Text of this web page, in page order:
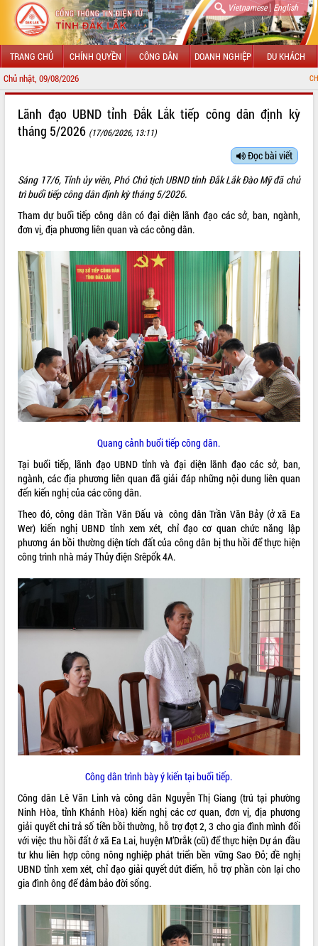
Vietnamese| English
TRANG CHỦ CHÍNH QUYỀN CÔNG DÂN DOANH NGHIỆP DU KHÁCH
Chủ nhật, 09/08/2026 CHÀO MỪNG
LÃNH ĐẠO UBND TỈNH
SỞ, BAN, NGÀNH
UBND CÁC XÃ, PHƯỜNG
THÔNG TIN CHỈ ĐẠO ĐIỀU HÀNH
HỆ THỐNG VĂN BẢN
VĂN BẢN HĐND TỈNH
ĐIỂM TIN VĂN BẢN
QUY HOẠCH - KẾ HOẠCH
Loading the player...
Trailer Lễ hội Sầu riêng Đắk Lắk năm
2026
Khám bệnh, cấp phát thuốc miễn phí
và tặng quà người dân xã Cư Pui
Hội nghị UBND tỉnh Đắk Lắk thường kỳ
Lễ truy tặng danh hiệu “Bà Mẹ Việt
Nam Anh hùng” và trao Huân chương
Lao động
UBND tỉnh Đắk Lắk triển khai nhiệm
vụ 6 tháng cuối năm 2026
Kỳ họp thứ Hai, Hội đồng nhân dân
quan trọng
Bí thư Tỉnh ủy Lương Nguyễn Minh
Triết thăm, tặng quà người có công với
ALBUM ẢNH
Lãnh đạo UBND tỉnh Đắk Lắk tiếp công dân định kỳ
tháng 5/2026 (17/06/2026, 13:11)
Đọc bài viết
Sáng 17/6, Tỉnh ủy viên, Phó Chủ tịch UBND tỉnh Đắk Lắk Đào Mỹ đã chủ
trì buổi tiếp công dân định kỳ tháng 5/2026.
Tham dự buổi tiếp công dân có đại diện lãnh đạo các sở, ban, ngành,
đơn vị, địa phương liên quan và các công dân.
Quang cảnh buổi tiếp công dân.
Tại buổi tiếp, lãnh đạo UBND tỉnh và đại diện lãnh đạo các sở, ban,
ngành, các địa phương liên quan đã giải đáp những nội dung liên quan
đến kiến nghị của các công dân.
Theo đó, công dân Trần Văn Đấu và công dân Trần Văn Bảy (ở xã Ea
Wer) kiến nghị UBND tỉnh xem xét, chỉ đạo cơ quan chức năng lập
phương án bồi thường diện tích đất của công dân bị thu hồi để thực hiện
công trình nhà máy Thủy điện Srêpốk 4A.
Công dân trình bày ý kiến tại buổi tiếp.
Công dân Lê Văn Linh và công dân Nguyễn Thị Giang (trú tại phường
Ninh Hòa, tỉnh Khánh Hòa) kiến nghị các cơ quan, đơn vị, địa phương
giải quyết chi trả số tiền bồi thường, hỗ trợ đợt 2, 3 cho gia đình mình đối
với việc thu hồi đất ở xã Ea Lai, huyện M’Drắk (cũ) để thực hiện Dự án đầu
tư khu liên hợp công nông nghiệp phát triển bền vững Sao Đỏ; đề nghị
UBND tỉnh xem xét, chỉ đạo giải quyết dứt điểm, hỗ trợ phần còn lại cho
gia đình ông để đảm bảo đời sống.